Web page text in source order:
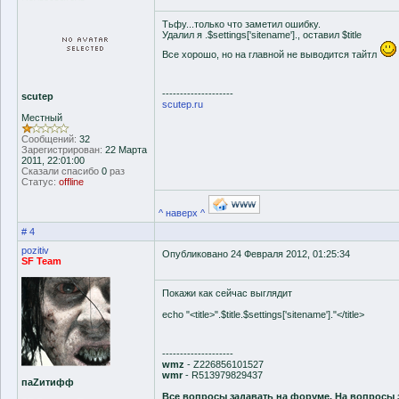
scutep
Местный
Сообщений: 32
Зарегистрирован: 22 Марта
2011, 22:01:00
Сказали спасибо 0раз
Статус: offline
Тьфу...только что заметил ошибку.
Удалил я .$settings['sitename']., оставил $title
Все хорошо, но на главной не выводится тайтл
--------------------
scutep.ru
^ наверх ^
# 4
pozitiv
SF Team
паZитифф
Опубликовано 24 Февраля 2012, 01:25:34
Покажи как сейчас выглядит
echo "<title>".$title.$settings['sitename']."</title>
--------------------
wmz - Z226856101527
wmr- R513979829437
Все вопросы задавать на форуме. На вопросы